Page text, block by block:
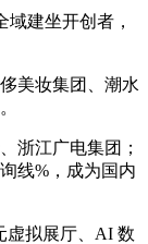
建坐开创者，
美妆集团、潮水
江广电集团；
线%，成为国内
拟展厅、AI 数